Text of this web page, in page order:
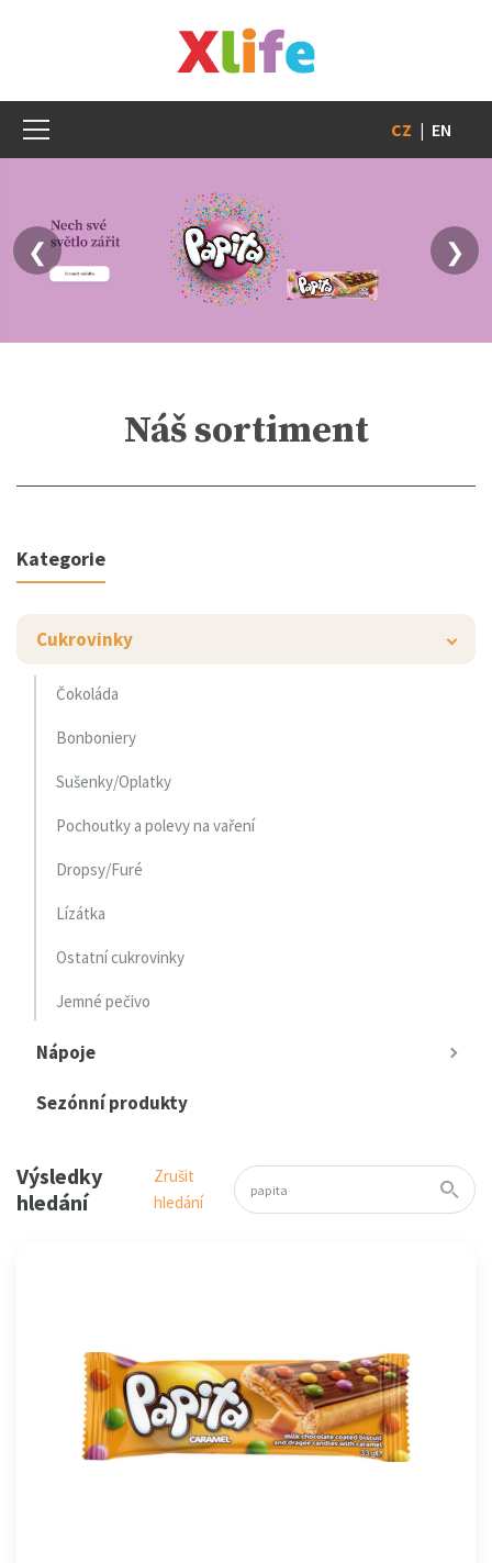
CZ | EN
❮ ❯
Náš sortiment
Kategorie
Cukrovinky
Čokoláda
Bonboniery
Sušenky/Oplatky
Pochoutky a polevy na vaření
Dropsy/Furé
Lízátka
Ostatní cukrovinky
Jemné pečivo
Nápoje
Sezónní produkty
Výsledky
hledání
Zrušit
hledání